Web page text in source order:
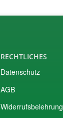
RECHTLICHES
Datenschutz
AGB
Widerrufsbelehrung